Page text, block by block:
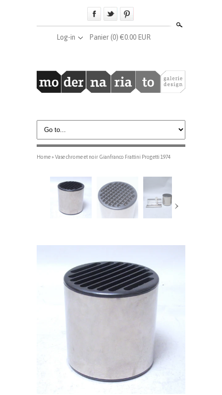
Log-in Panier(0) €0.00 EUR
Home» Vase chrome et noir Gianfranco Frattini Progetti 1974
›